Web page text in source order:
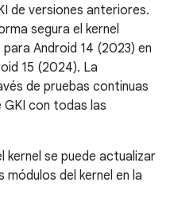
de versiones anteriores.
segura el kernel
Android 14 (2023) en
15 (2024). La
de pruebas continuas
GKI con todas las
kernel se puede actualizar
del kernel en la